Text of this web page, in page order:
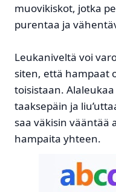
muovikiskot, jotka
purentaa ja
Leukaniveltä voi
siten, että hampaat
toisistaan.
taaksepäin ja
saa väkisin vääntää
hampaita yhteen.